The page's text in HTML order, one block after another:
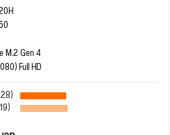
M.2 Gen 4
Full HD